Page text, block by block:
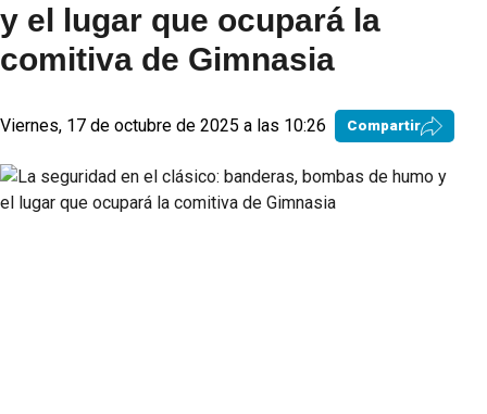
y el lugar que ocupará la
comitiva de Gimnasia
Viernes, 17 de octubre de 2025 a las 10:26 Compartir